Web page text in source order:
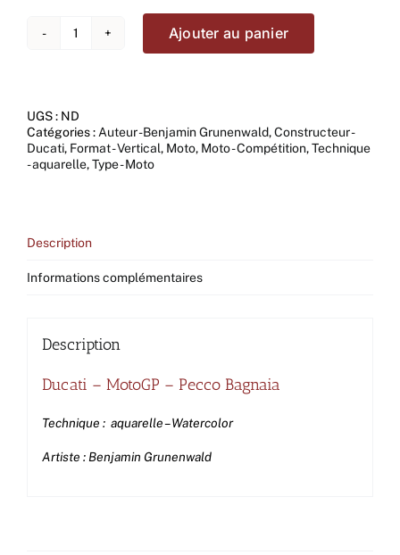
quantité
Ajouter au panier
UGS : ND
Catégories :Auteur -Benjamin Grunenwald,Constructeur -
Ducati, Format - Vertical, Moto, Moto - Compétition,Technique
- aquarelle,Type - Moto
Description
Informations complémentaires
Description
Ducati – MotoGP – Pecco Bagnaia
Technique : aquarelle – Watercolor
Artiste : Benjamin Grunenwald